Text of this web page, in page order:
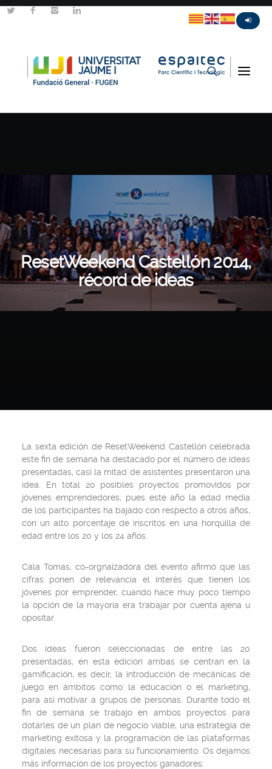
ResetWeekend Castellón 2014,
récord de ideas
La sexta edición de ResetWeekend Castellóncelebrada
este fin de semana ha destacado por el número de ideas
presentadas, casi la mitad de asistentes presentaron una
idea. En total 20 posibles proyectos promovidos por
jóvenes emprendedores, pues este año la edad media
de los participantes ha bajado con respecto a otros años,
con un alto porcentaje de inscritos en una horquilla de
edad entre los 20 y los 24 años.
Cala Tomas, co-orgnaizadora del evento afirmó que las
cifras ponen de relevancia el interés que tienen los
jóvenes por emprender, cuando hace muy poco tiempo
la opción de la mayoría era trabajar por cuenta ajena u
opositar.
Dos ideas fueron seleccionadas de entre las 20
presentadas, en esta edición ambas se centran en la
gamificación, es decir, la introducción de mecánicas de
juego en ámbitos como la educación o el marketing,
para así motivar a grupos de personas. Durante todo el
fin de semana se trabajo en ambos proyectos para
dotarles de un plan de negocio viable, una estrategia de
marketing exitosa y la programación de las plataformas
digitales necesarias para su funcionamiento. Os dejamos
más información de los proyectos ganadores: